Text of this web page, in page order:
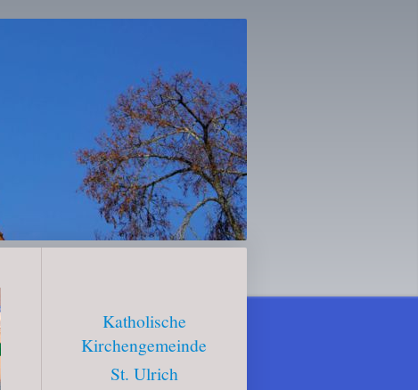
Katholische
Kirchengemeinde
St. Ulrich